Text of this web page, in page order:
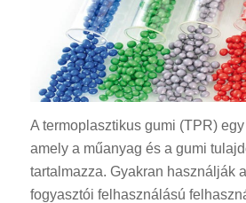
A termoplasztikus gumi (TPR)
amely a műanyag és a gumi
tartalmazza. Gyakran használják
fogyasztói felhasználású